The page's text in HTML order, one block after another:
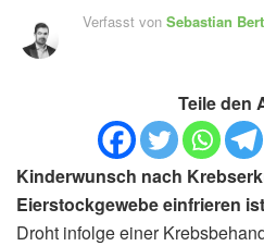
Verfasst von Sebastian
Teile den
Kinderwunsch nach
Eierstockgewebe einfrieren
Droht infolge einer